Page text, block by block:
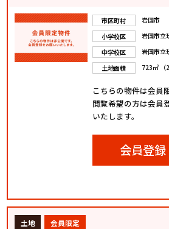
市区町村
岩国市
小学校区
岩国市立
中学校区
岩国市立
土地面積
723㎡ （
こちらの物件は会員
閲覧希望の方は会員
いたします。
会員登
土地 会員限定